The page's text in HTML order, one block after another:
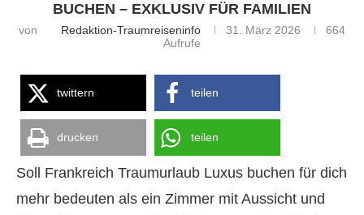
BUCHEN – EXKLUSIV FÜR FAMILIEN
von Redaktion-Traumreiseninfo 31. März 2026
664
Aufrufe
twittern teilen
drucken teilen
Soll Frankreich Traumurlaub Luxus buchen für dich
mehr bedeuten als ein Zimmer mit Aussicht und